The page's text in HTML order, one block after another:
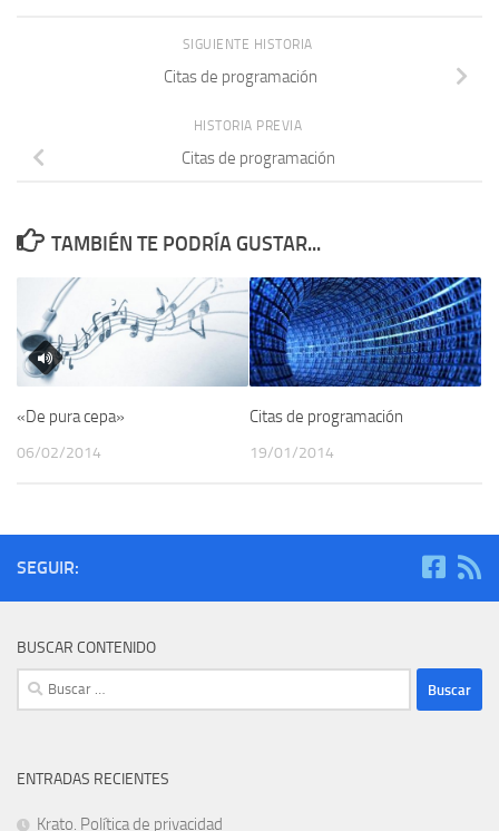
SIGUIENTE HISTORIA
Citas de programación
HISTORIA PREVIA
Citas de programación
TAMBIÉN TE PODRÍA GUSTAR...
«De pura cepa»
06/02/2014
Citas de programación
19/01/2014
SEGUIR:
BUSCAR CONTENIDO
Buscar:
ENTRADAS RECIENTES
Krato. Política de privacidad